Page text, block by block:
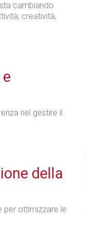
cambiando
creatività,
nel gestire il
della
per ottimizzare le